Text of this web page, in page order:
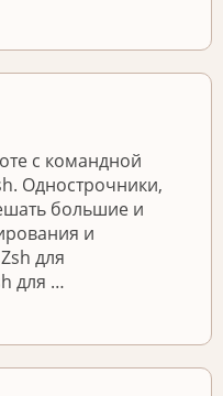
с командной
Однострочники,
большие и
и
для
для …